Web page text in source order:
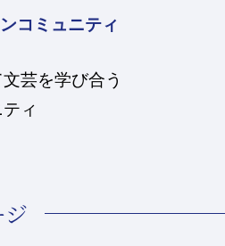
コミュニティ
芸を学び合う
ィ